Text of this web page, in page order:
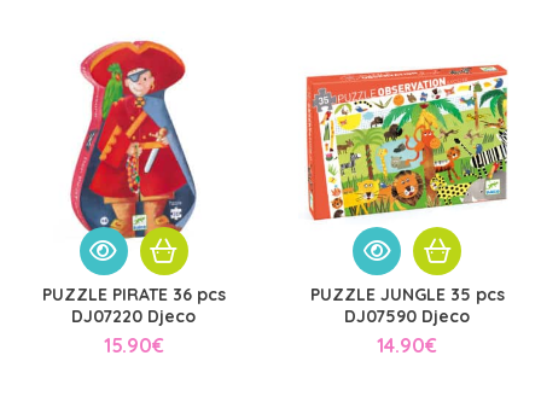
PUZZLE PIRATE 36 pcs
DJ07220 Djeco
15.90€
PUZZLE JUNGLE 35 pcs
DJ07590 Djeco
14.90€